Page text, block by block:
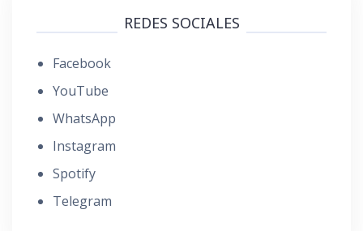
REDES SOCIALES
Facebook
YouTube
WhatsApp
Instagram
Spotify
Telegram